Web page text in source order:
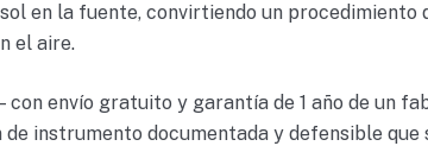
en la fuente, convirtiendo un
el aire.
envío gratuito y garantía de 1 año de un
de instrumento documentada y defensible